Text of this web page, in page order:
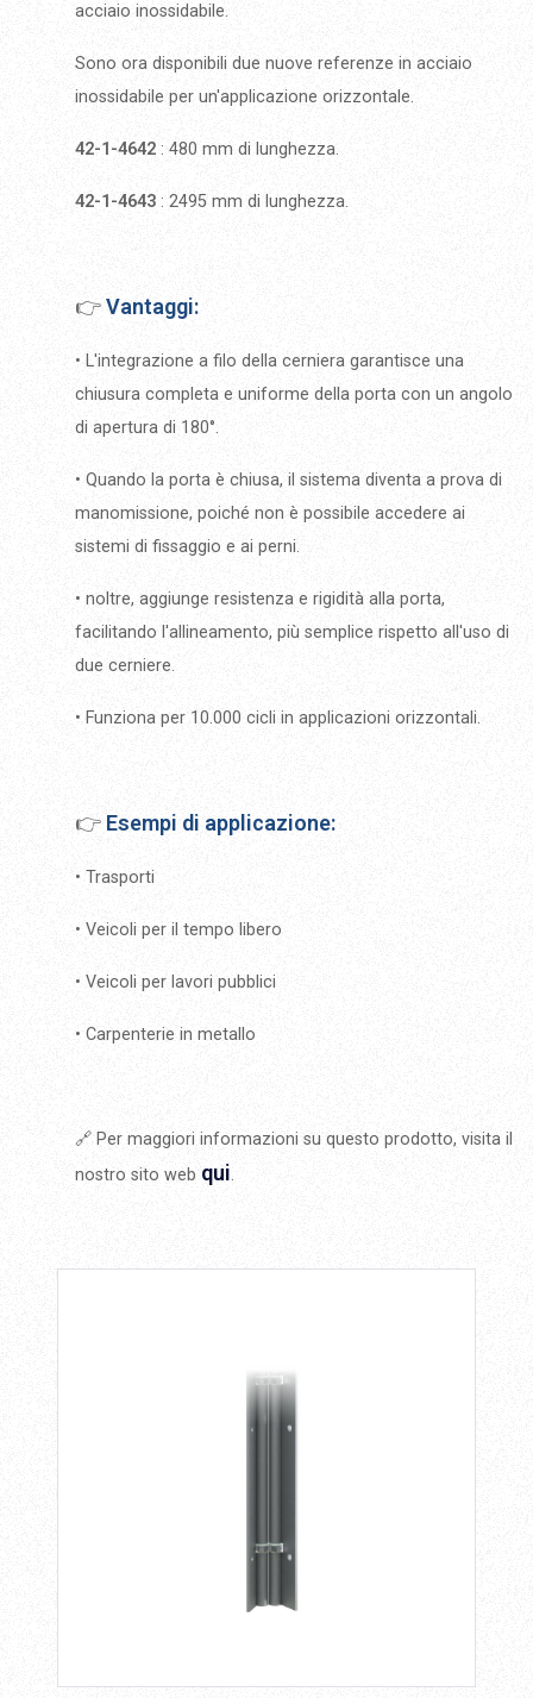
acciaio inossidabile.
Sono ora disponibili due nuove referenze in acciaio
inossidabile per un'applicazione orizzontale.
42-1-4642 : 480 mm di lunghezza.
42-1-4643 : 2495 mm di lunghezza.
👉Vantaggi:
• L'integrazione a filo della cerniera garantisce una
chiusura completa e uniforme della porta con un angolo
di apertura di 180°.
• Quando la porta è chiusa, il sistema diventa a prova di
manomissione, poiché non è possibile accedere ai
sistemi di fissaggio e ai perni.
• noltre, aggiunge resistenza e rigidità alla porta,
facilitando l'allineamento, più semplice rispetto all'uso di
due cerniere.
• Funziona per 10.000 cicli in applicazioni orizzontali.
👉 Esempi di applicazione:
• Trasporti
• Veicoli per il tempo libero
• Veicoli per lavori pubblici
• Carpenterie in metallo
🔗 Per maggiori informazioni su questo prodotto, visita il
nostro sito web qui.